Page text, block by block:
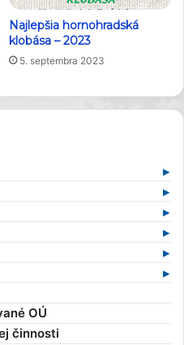
Najlepšia hornohradská
klobása – 2023
5. septembra 2023
OÚ
činnosti